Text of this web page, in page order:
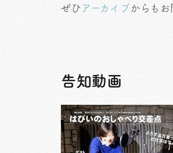
ぜひ アーカイブ からもお
告知動画